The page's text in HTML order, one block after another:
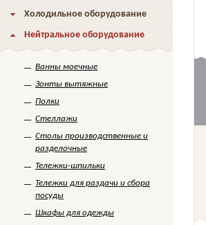
Холодильное оборудование
Нейтральное оборудование
Ванны моечные
Зонты вытяжные
Полки
Стеллажи
Столы производственные и
разделочные
Тележки-шпильки
Тележки для раздачи и сбора
посуды
Шкафы для одежды